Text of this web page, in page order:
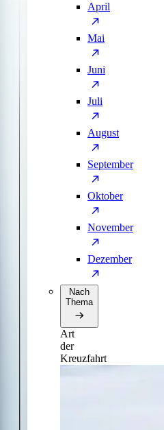
April
Mai
Juni
Juli
August
September
Oktober
November
Dezember
Nach
Thema
Art
der
Kreuzfahrt